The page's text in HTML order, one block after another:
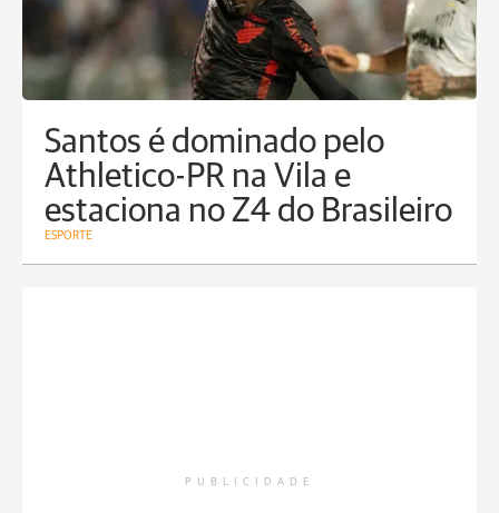
Santos é dominado pelo
Athletico-PR na Vila e
estaciona no Z4 do Brasileiro
ESPORTE
PUBLICIDADE